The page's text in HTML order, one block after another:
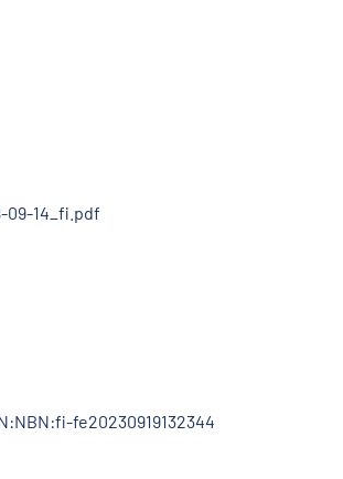
09-14_fi.pdf
fe20230919132344